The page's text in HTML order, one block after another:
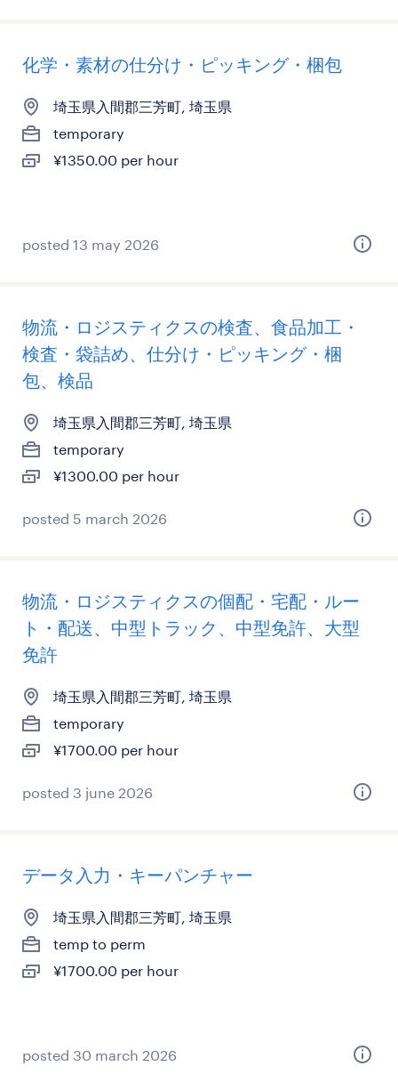
化学・素材の仕分け・ピッキング・梱包
埼玉県入間郡三芳町, 埼玉県
temporary
¥1350.00 per hour
posted 13 may 2026
物流・ロジスティクスの検査、食品加工・
検査・袋詰め、仕分け・ピッキング・梱
包、検品
埼玉県入間郡三芳町, 埼玉県
temporary
¥1300.00 per hour
posted 5 march 2026
物流・ロジスティクスの個配・宅配・ルー
ト・配送、中型トラック、中型免許、大型
免許
埼玉県入間郡三芳町, 埼玉県
temporary
¥1700.00 per hour
posted 3 june 2026
データ入力・キーパンチャー
埼玉県入間郡三芳町, 埼玉県
temp to perm
¥1700.00 per hour
posted 30 march 2026